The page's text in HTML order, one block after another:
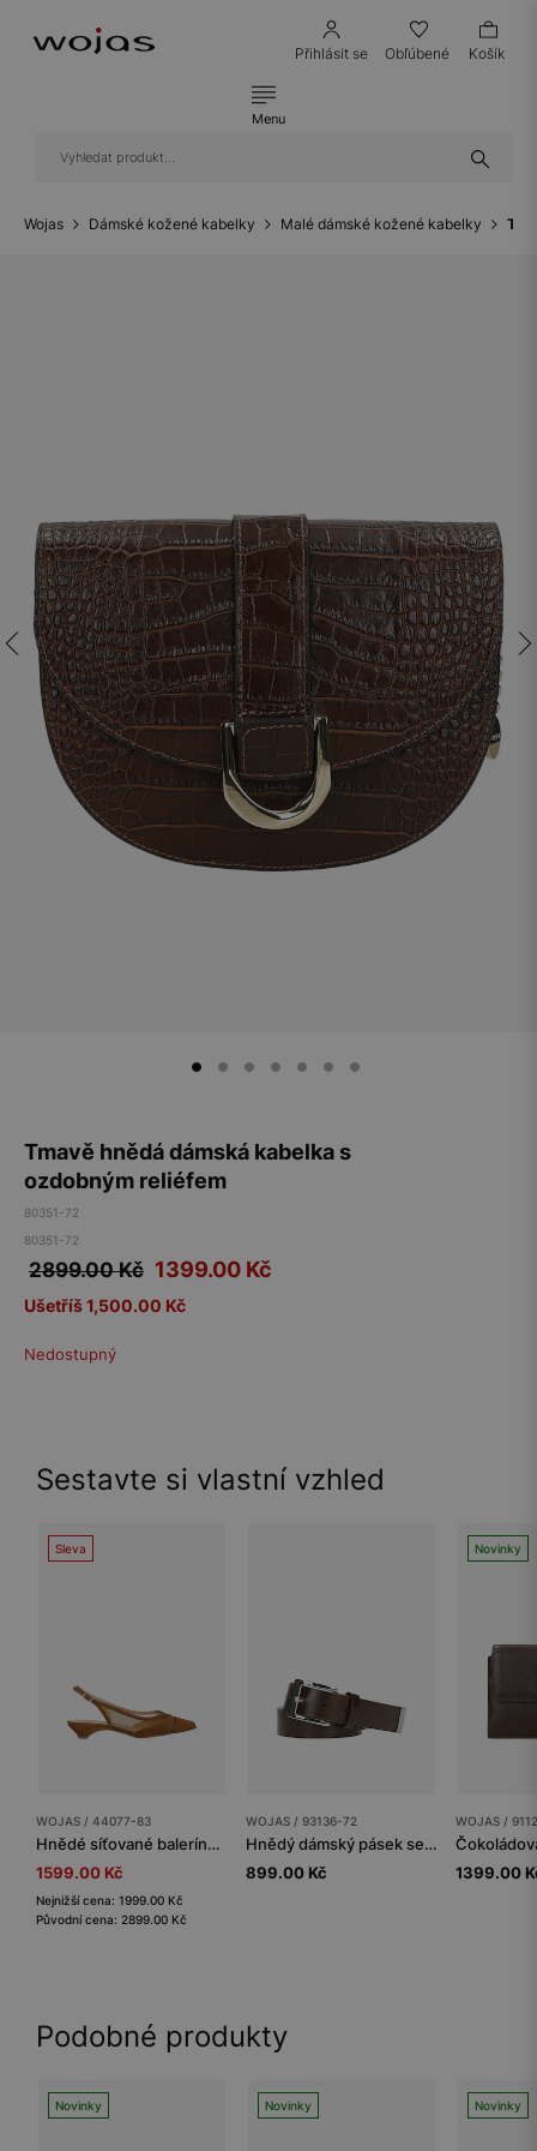
Přihlásit se Obľúbené Košík
Menu
Wojas Dámské kožené kabelky Malé dámské kožené kabelky
Tmavě hnědá dámská kabelka s
ozdobným reliéfem
80351-72
80351-72
2899.00 Kč 1399.00 Kč
Ušetříš 1,500.00 Kč
Nedostupný
Sestavte si vlastní vzhled
Sleva
WOJAS / 44077-83
Hnědé síťované baleríny s otevřenou patou
1599.00 Kč
Nejnižší cena: 1999.00 Kč
Původní cena: 2899.00 Kč
WOJAS / 93136-72
Hnědý dámský pásek se stříbrnou přezkou
899.00 Kč
Novinky
WOJAS /
1399.00
Podobné produkty
Novinky Novinky Novinky